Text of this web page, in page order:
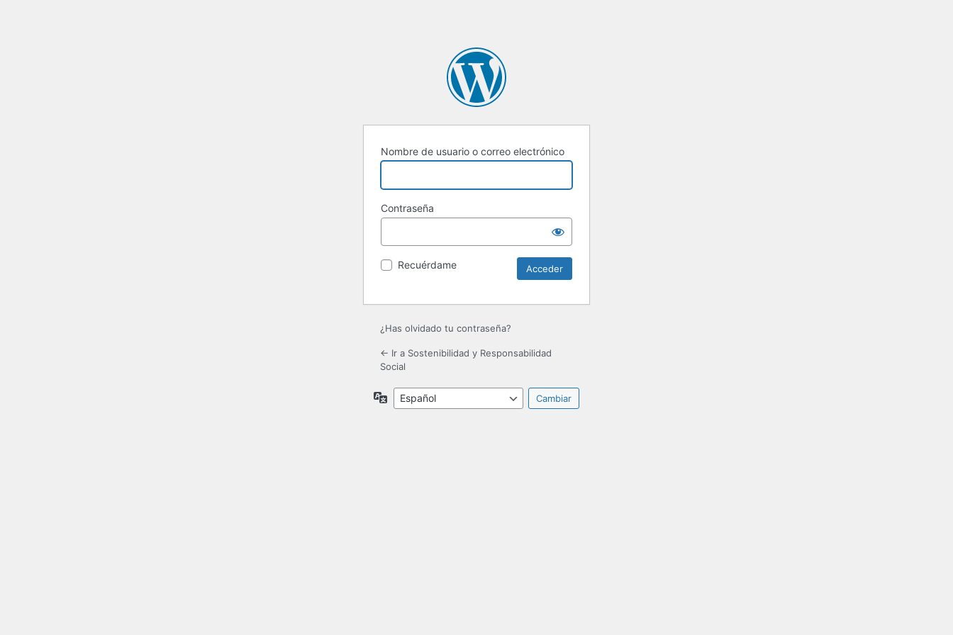
Nombre de usuario o correo electrónico
Contraseña
Recuérdame
¿Has olvidado tu contraseña?
← Ir a Sostenibilidad y Responsabilidad
Social
Idioma